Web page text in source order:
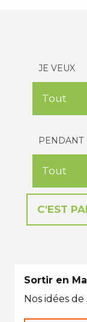
JE VEUX
PENDANT
Sortir en
Nos idées